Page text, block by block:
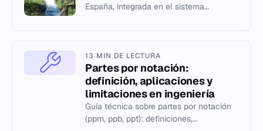
España, integrada en el sistema
13 MIN DE LECTURA
Partes por notación:
definición, aplicaciones y
limitaciones en ingeniería
Guía técnica sobre partes por notación
(ppm, ppb, ppt): definiciones,